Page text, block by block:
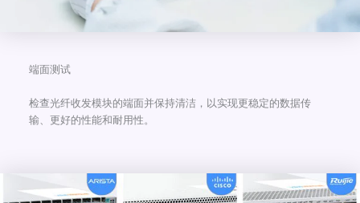
端面测试
检查光纤收发模块的端面并保持清洁，以实现更稳定的数据传
输、更好的性能和耐用性。